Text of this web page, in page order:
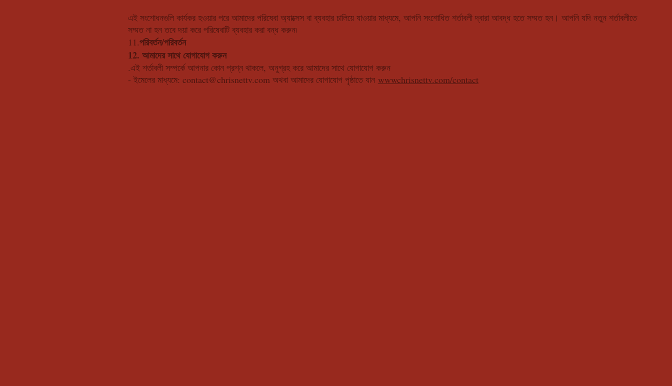
এই সংশোধনগুলি কার্যকর হওয়ার পরে আমাদের পরিষেবা অ্যাক্সেস বা ব্যবহার চালিয়ে যাওয়ার মাধ্যমে, আপনি সংশোধিত শর্তাবলী দ্বারা আবদ্ধ হতে সম্মত হন। আপনি যদি নতুন শর্তাবলীতে
সম্মত না হন তবে দয়া করে পরিষেবাটি ব্যবহার করা বন্ধ করুন৷
11.পরিবর্তন/পরিবর্তন
12. আমাদের সাথে যোগাযোগ করুন
.এই শর্তাবলী সম্পর্কে আপনার কোন প্রশ্ন থাকলে, অনুগ্রহ করে আমাদের সাথে যোগাযোগ করুন
- ইমেলের মাধ্যমে: contact@chrisnettv.comঅথবা আমাদের যোগাযোগ পৃষ্ঠাতে যান wwwchrisnettv.com/contact